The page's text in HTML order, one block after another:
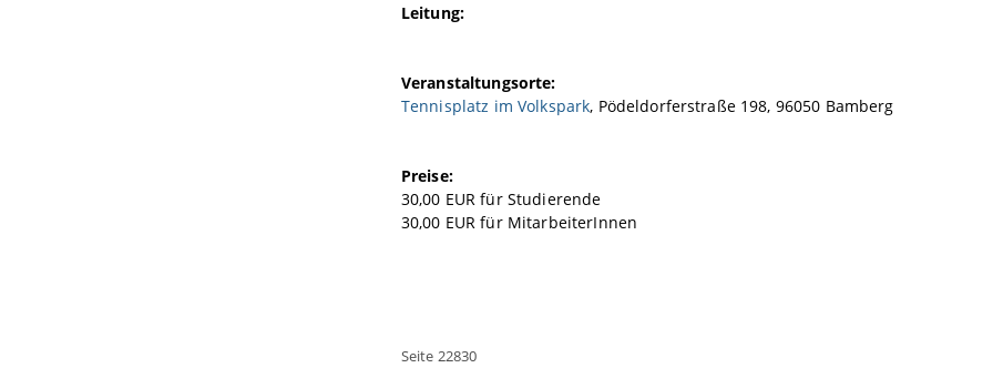
Leitung:
Veranstaltungsorte:
Tennisplatz im Volkspark, Pödeldorferstraße 198, 96050 Bamberg
Preise:
30,00 EUR für Studierende
30,00 EUR für MitarbeiterInnen
Seite 22830